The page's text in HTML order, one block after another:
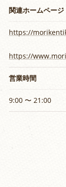
関連ホームページ
https://
https://
営業時間
9:00 〜 21:00